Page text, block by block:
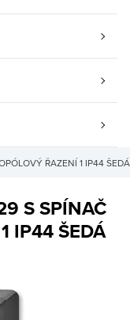
ŘAZENÍ 1 IP44 ŠEDÁ
S SPÍNAČ
IP44 ŠEDÁ